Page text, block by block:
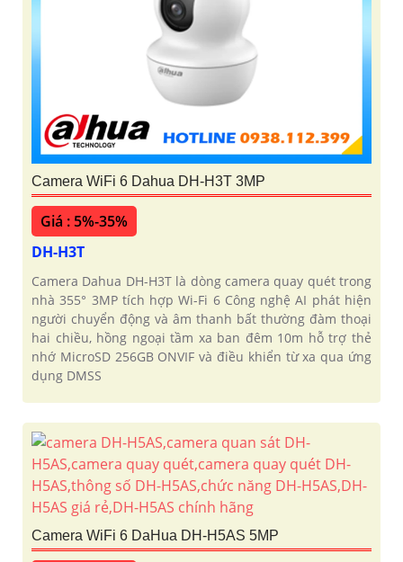
Camera WiFi 6 Dahua DH-H3T 3MP
Giá : 5%-35%
DH-H3T
Camera Dahua DH-H3T là dòng camera quay quét trong
nhà 355° 3MP tích hợp Wi-Fi 6 Công nghệ AI phát hiện
người chuyển động và âm thanh bất thường đàm thoại
hai chiều, hồng ngoại tầm xa ban đêm 10m hỗ trợ thẻ
nhớ MicroSD 256GB ONVIF và điều khiển từ xa qua ứng
dụng DMSS
Camera WiFi 6 DaHua DH-H5AS 5MP